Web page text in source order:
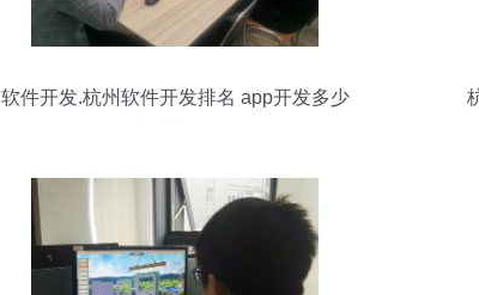
软件开发.杭州软件开发排名 app开发多少